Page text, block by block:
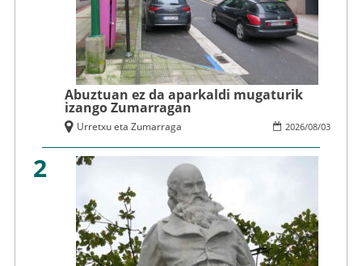
Abuztuan ez da aparkaldi mugaturik
izango Zumarragan
2026/08/03
Urretxu eta Zumarraga
2